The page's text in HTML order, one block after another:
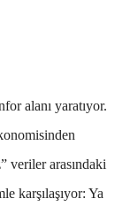
alanı yaratıyor.
” veriler arasındaki
karşılaşıyor: Ya